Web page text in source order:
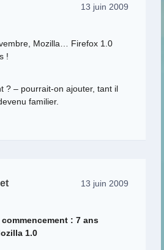
13 juin 2009
Mozilla… Firefox 1.0
!
? – pourrait-on ajouter, tant il
familier.
13 juin 2009
: 7 ans
1.0